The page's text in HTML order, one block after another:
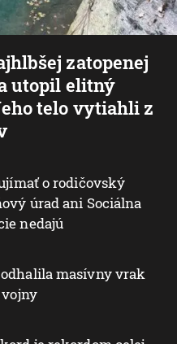
zatopenej
utopil elitný
telo vytiahli z
o rodičovský
úrad ani Sociálna
nedajú
masívny vrak